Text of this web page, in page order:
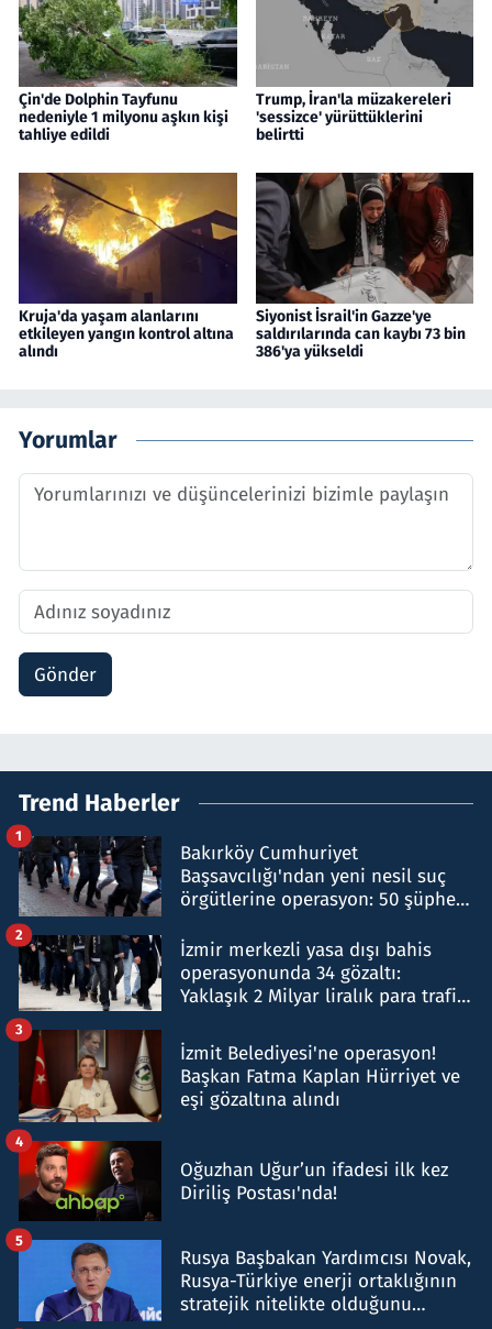
Çin'de Dolphin Tayfunu
nedeniyle 1 milyonu aşkın kişi
tahliye edildi
Trump, İran'la müzakereleri
'sessizce' yürüttüklerini
belirtti
Kruja'da yaşam alanlarını
etkileyen yangın kontrol altına
alındı
Siyonist İsrail'in Gazze'ye
saldırılarında can kaybı 73 bin
386'ya yükseldi
Yorumlar
Gönder
Trend Haberler
Bakırköy Cumhuriyet
Başsavcılığı'ndan yeni nesil suç
örgütlerine operasyon: 50 şüpheli
1
İzmir merkezli yasa dışı bahis
operasyonunda 34 gözaltı:
Yaklaşık 2 Milyar liralık para trafiği
2
İzmit Belediyesi'ne operasyon!
Başkan Fatma Kaplan Hürriyet ve
eşi gözaltına alındı
3
Oğuzhan Uğur’un ifadesi ilk kez
Diriliş Postası'nda!
4
Rusya Başbakan Yardımcısı Novak,
Rusya-Türkiye enerji ortaklığının
stratejik nitelikte olduğunu
5